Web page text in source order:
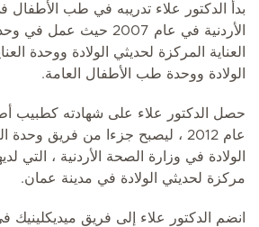
بدأ الدكتور علاء تدريبه في طب الأطفال
الأردنية في عام 2007
العناية المركزة لحديثي الولادة ووحدة
الولادة ووحدة طب الأطفال العامة.
حصل الدكتور علاء على شهادته
عام 2012 ، ليصبح جزءا من فريق
الولادة في وزارة الصحة الأردنية ، التي
مركزة لحديثي الولادة في مدينة عمان.
انضم الدكتور علاء إلى فريق ميديكلينيك في